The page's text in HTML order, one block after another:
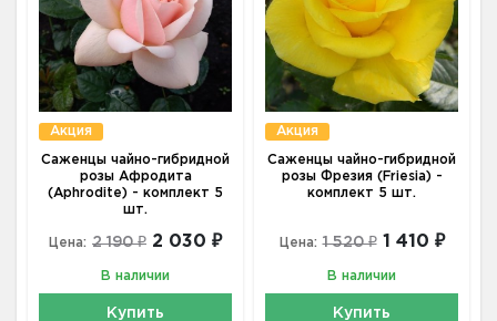
Акция
Саженцы чайно-гибридной
розы Афродита
(Aphrodite) - комплект 5
шт.
Цена: 2 190 ₽ 2 030 ₽
В наличии
Купить
Акция
Саженцы чайно-гибридной
розы Фрезия (Friesia) -
комплект 5 шт.
Цена: 1 520 ₽ 1 410 ₽
В наличии
Купить